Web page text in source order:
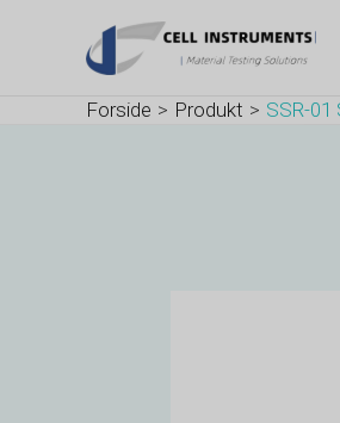
Forside Produkt SSR-01
efter